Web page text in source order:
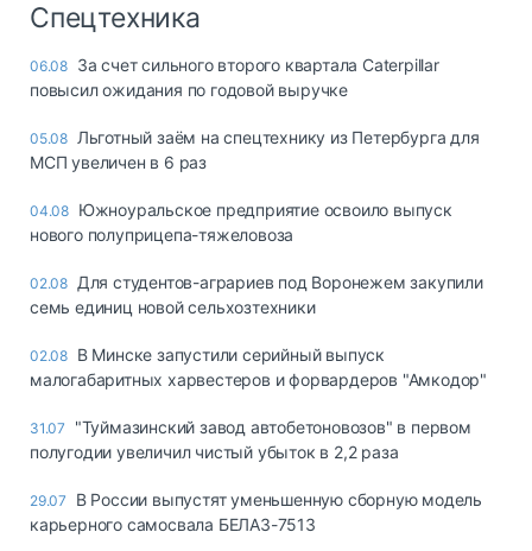
Спецтехника
06.08 За счет сильного второго квартала Caterpillar
повысил ожидания по годовой выручке
05.08 Льготный заём на спецтехнику из Петербурга для
МСП увеличен в 6 раз
04.08 Южноуральское предприятие освоило выпуск
нового полуприцепа-тяжеловоза
02.08 Для студентов-аграриев под Воронежем закупили
семь единиц новой сельхозтехники
02.08 В Минске запустили серийный выпуск
малогабаритных харвестеров и форвардеров "Амкодор"
31.07
"Туймазинский завод автобетоновозов" в первом
полугодии увеличил чистый убыток в 2,2 раза
29.07
В России выпустят уменьшенную сборную модель
карьерного самосвала БЕЛАЗ-7513